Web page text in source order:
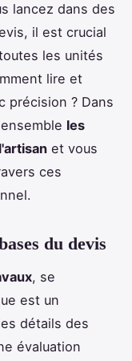
lancez dans des
il est crucial
les unités
lire et
précision ? Dans
les
et vous
ces
du devis
, se
est un
détails des
évaluation